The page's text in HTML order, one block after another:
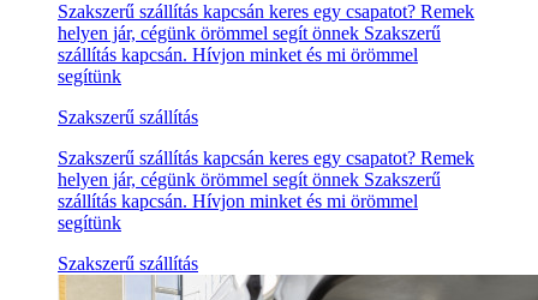
Szakszerű szállítás kapcsán keres egy csapatot? Remek
helyen jár, cégünk örömmel segít önnek Szakszerű
szállítás kapcsán. Hívjon minket és mi örömmel
segítünk
Szakszerű szállítás
Szakszerű szállítás kapcsán keres egy csapatot? Remek
helyen jár, cégünk örömmel segít önnek Szakszerű
szállítás kapcsán. Hívjon minket és mi örömmel
segítünk
Szakszerű szállítás